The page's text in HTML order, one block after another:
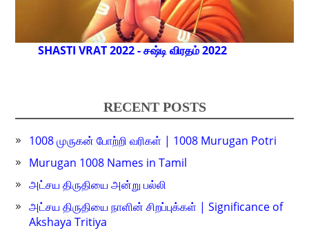
SHASTI VRAT 2022 - சஷ்டி விரதம் 2022
RECENT POSTS
1008 முருகன் போற்றி வரிகள் | 1008 Murugan Potri
Murugan 1008 Names in Tamil
அட்சய திருதியை அன்று பல்லி
அட்சய திருதியை நாளின் சிறப்புக்கள் | Significance of
Akshaya Tritiya